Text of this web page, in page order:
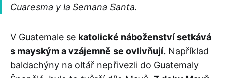
Cuaresma y la Semana Santa.
V Guatemale se katolické náboženství setkává
s mayským a vzájemně se ovlivňují. Například
baldachýny na oltář nepřivezli do Guatemaly